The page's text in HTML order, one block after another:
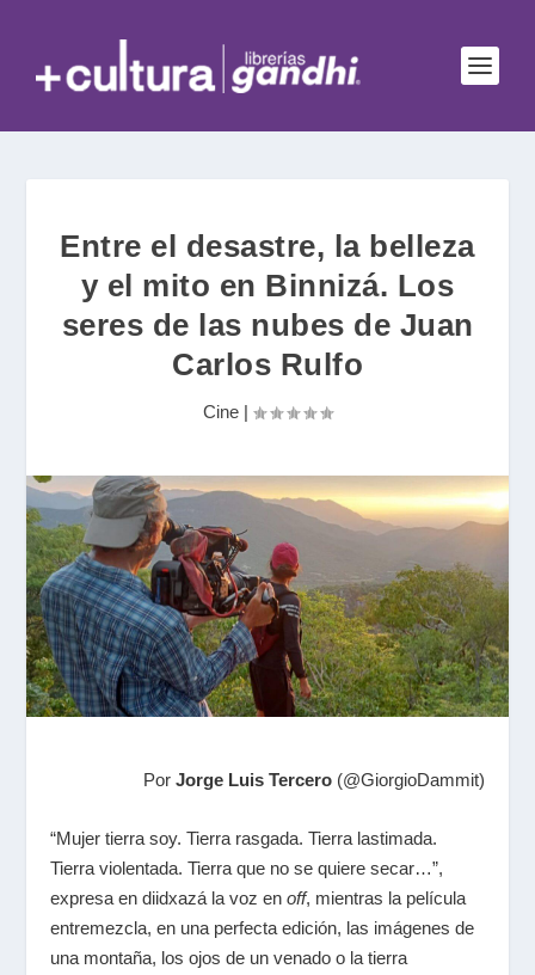
Entre el desastre, la belleza
y el mito en Binnizá. Los
seres de las nubes de Juan
Carlos Rulfo
Cine |
PorJorge Luis Tercero (@GiorgioDammit)
“Mujer tierra soy. Tierra rasgada. Tierra lastimada.
Tierra violentada. Tierra que no se quiere secar…”,
expresa en diidxazá la voz enoff, mientras la película
entremezcla, en una perfecta edición, las imágenes de
una montaña, los ojos de un venado o la tierra